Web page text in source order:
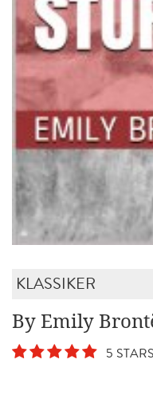
KLASSIKER
By Emily
5